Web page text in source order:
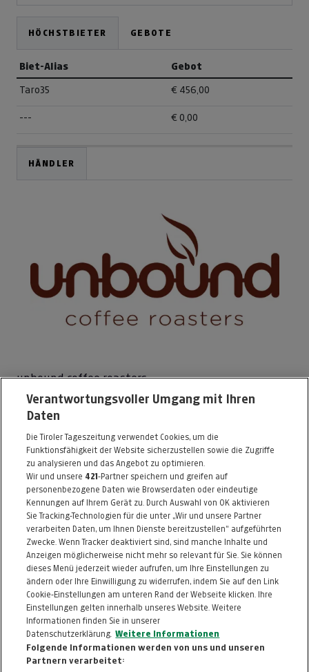
HÖCHSTBIETER GEBOTE
Biet-Alias Gebot
Taro35 € 456,00
--- € 0,00
HÄNDLER
unbound coffee roasters
Weisstraße 9
6112 Wattens
Telefon: 0676 / 9003998
E-Mail:shop@unbound.cc
https://unbound.cc
Alle Artikel des Händlers
Informationen zum Kaufvertrag
ZURÜCK NACH
OBEN
FAQ HILFE IMPRESSUM
KONTAKT DATENSCHUTZ
Verantwortungsvoller Umgang mit Ihren
Daten
Die Tiroler Tageszeitung verwendet Cookies, um die
Funktionsfähigkeit der Website sicherzustellen sowie die Zugriffe
zu analysieren und das Angebot zu optimieren.
Wir und unsere 421-Partner speichern und greifen auf
personenbezogene Daten wie Browserdaten oder eindeutige
Kennungen auf Ihrem Gerät zu. Durch Auswahl von OK aktivieren
Sie Tracking-Technologien für die unter „Wir und unsere Partner
verarbeiten Daten, um Ihnen Dienste bereitzustellen“ aufgeführten
Zwecke. Wenn Tracker deaktiviert sind, sind manche Inhalte und
Anzeigen möglicherweise nicht mehr so relevant für Sie. Sie können
dieses Menü jederzeit wieder aufrufen, um Ihre Einstellungen zu
ändern oder Ihre Einwilligung zu widerrufen, indem Sie auf den Link
Cookie-Einstellungen am unteren Rand der Webseite klicken. Ihre
Einstellungen gelten innerhalb unseres Website. Weitere
Informationen finden Sie in unserer
Datenschutzerklärung.
Weitere Informationen
Folgende Informationen werden von uns und unseren
Partnern verarbeitet: